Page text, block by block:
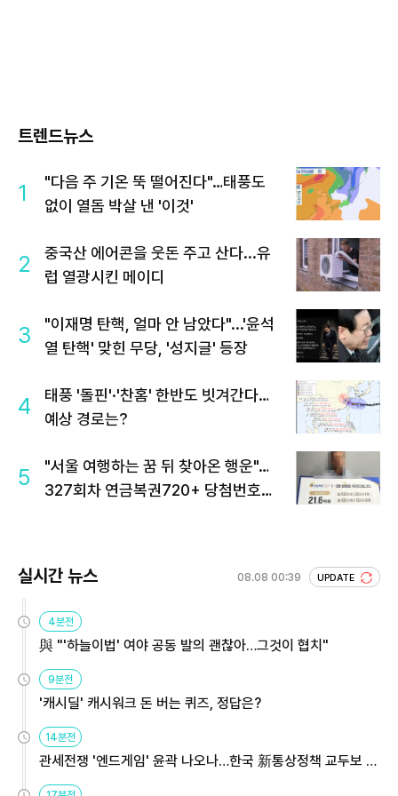
트렌드뉴스
1
"다음 주 기온 뚝 떨어진다"…태풍도
없이 열돔 박살 낸 '이것'
2
중국산 에어콘을 웃돈 주고 산다...유
럽 열광시킨 메이디
3
"이재명 탄핵, 얼마 안 남았다"...'윤석
열 탄핵' 맞힌 무당, '성지글' 등장
4
태풍 '돌핀'·'찬홈' 한반도 빗겨간다…
예상 경로는?
5
"서울 여행하는 꿈 뒤 찾아온 행운"…
327회차 연금복권720+ 당첨번호조
실시간 뉴스 08.08 00:39 UPDATE
4분전
與 "'하늘이법' 여야 공동 발의 괜찮아…그것이 협치"
9분전
'캐시딜' 캐시워크 돈 버는 퀴즈, 정답은?
14분전
관세전쟁 '엔드게임' 윤곽 나오나…한국 新통상정책 교두보 활
용해야